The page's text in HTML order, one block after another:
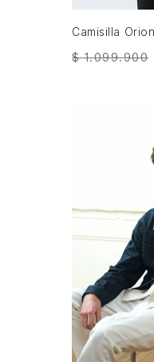
$ 1.099.900